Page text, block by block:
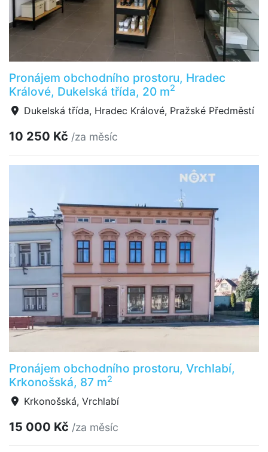
Pronájem obchodního prostoru, Hradec
Králové, Dukelská třída, 20 m2
Dukelská třída, Hradec Králové, Pražské Předměstí
10 250 Kč /za měsíc
Pronájem obchodního prostoru, Vrchlabí,
Krkonošská, 87 m2
Krkonošská, Vrchlabí
15 000 Kč /za měsíc